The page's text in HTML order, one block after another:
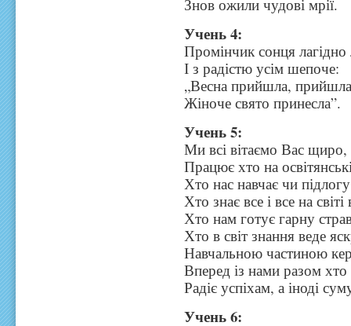
Знов ожили чудові мрії.
Учень 4:
Промінчик сонця лагідно
І з радістю усім шепоче:
„Весна прийшла,
Жіноче свято принесла”.
Учень 5:
Ми всі вітаємо Вас щиро,
Працює хто на
Хто нас навчає чи
Хто знає все і все на світі
Хто нам готує гарну
Хто в світ знання веде
Навчальною частиною
Вперед із нами разом
Радіє успіхам, а іноді
Учень 6: